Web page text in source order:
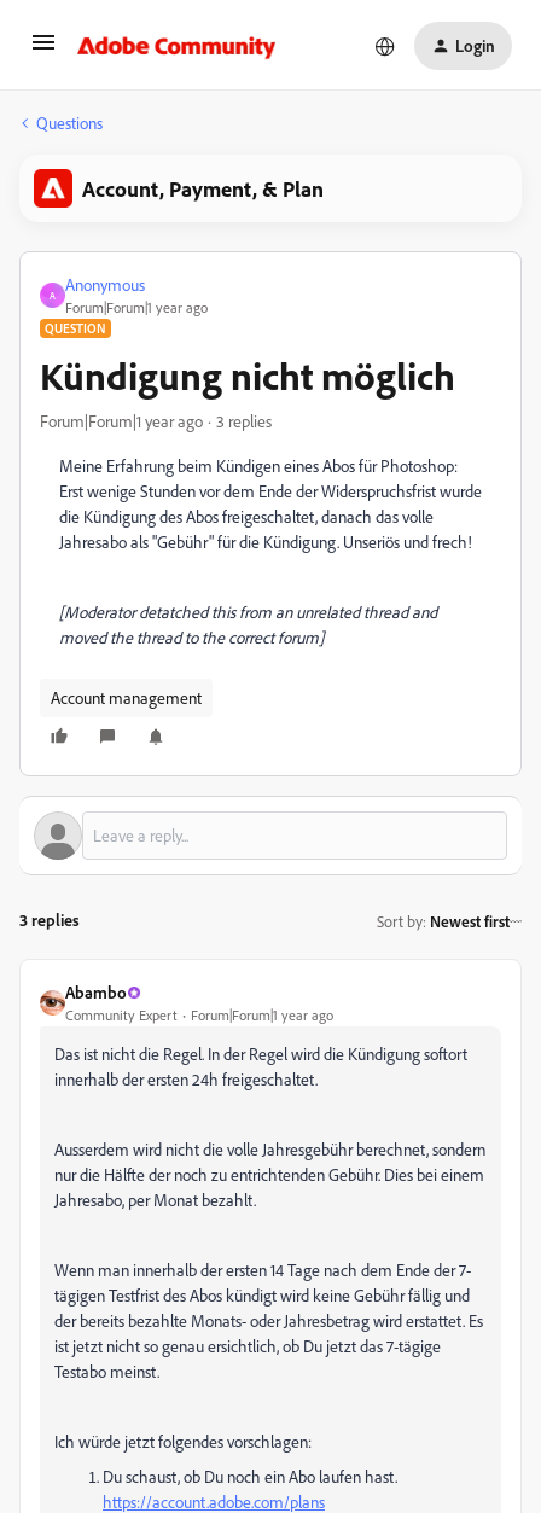
Login
Questions
Account, Payment, & Plan
A
Anonymous
Forum|Forum|1 year ago
QUESTION
Kündigung nicht möglich
Forum|Forum|1 year ago 3 replies
Meine Erfahrung beim Kündigen eines Abos für Photoshop:
Erst wenige Stunden vor dem Ende der Widerspruchsfrist wurde
die Kündigung des Abos freigeschaltet, danach das volle
Jahresabo als "Gebühr" für die Kündigung. Unseriös und frech!
[Moderator detatched this from an unrelated thread and
moved the thread to the correct forum]
Account management
3 replies Sort by: Newest first
Abambo
Community Expert Forum|Forum|1 year ago
Das ist nicht die Regel. In der Regel wird die Kündigung softort
innerhalb der ersten 24h freigeschaltet.
Ausserdem wird nicht die volle Jahresgebühr berechnet, sondern
nur die Hälfte der noch zu entrichtenden Gebühr. Dies bei einem
Jahresabo, per Monat bezahlt.
Wenn man innerhalb der ersten 14 Tage nach dem Ende der 7-
tägigen Testfrist des Abos kündigt wird keine Gebühr fällig und
der bereits bezahlte Monats- oder Jahresbetrag wird erstattet. Es
ist jetzt nicht so genau ersichtlich, ob Du jetzt das 7-tägige
Testabo meinst.
Ich würde jetzt folgendes vorschlagen:
Du schaust, ob Du noch ein Abo laufen hast.
https://account.adobe.com/plans